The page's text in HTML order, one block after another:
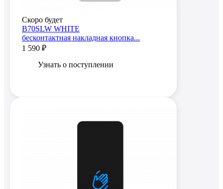
Скоро будет
B70SLW WHITE
бесконтактная накладная кнопка...
1 590 ₽
Узнать о поступлении